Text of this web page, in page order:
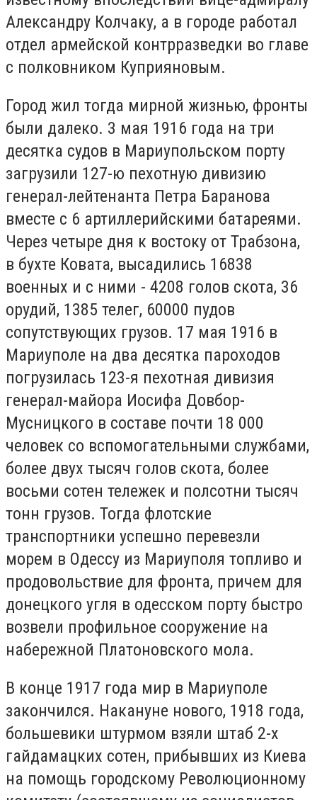
Александру Колчаку, а в городе работал
отдел армейской контрразведки во главе
с полковником Куприяновым.
Город жил тогда мирной жизнью, фронты
были далеко. 3 мая 1916 года на три
десятка судов в Мариупольском порту
загрузили 127-ю пехотную дивизию
генерал-лейтенанта Петра Баранова
вместе с 6 артиллерийскими батареями.
Через четыре дня к востоку от Трабзона,
в бухте Ковата, высадились 16838
военных и с ними - 4208 голов скота, 36
орудий, 1385 телег, 60000 пудов
сопутствующих грузов. 17 мая 1916 в
Мариуполе на два десятка пароходов
погрузилась 123-я пехотная дивизия
генерал-майора Иосифа Довбор-
Мусницкого в составе почти 18 000
человек со вспомогательными службами,
более двух тысяч голов скота, более
восьми сотен тележек и полсотни тысяч
тонн грузов. Тогда флотские
транспортники успешно перевезли
морем в Одессу из Мариуполя топливо и
продовольствие для фронта, причем для
донецкого угля в одесском порту быстро
возвели профильное сооружение на
набережной Платоновского мола.
В конце 1917 года мир в Мариуполе
закончился. Накануне нового, 1918 года,
большевики штурмом взяли штаб 2-х
гайдамацких сотен, прибывших из Киева
на помощь городскому Революционному